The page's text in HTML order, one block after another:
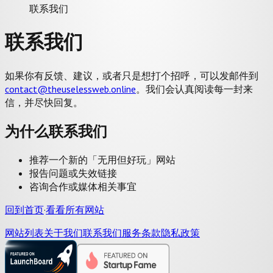
联系我们
联系我们
如果你有反馈、建议，或者只是想打个招呼， 可以发邮件到
contact@theuselessweb.online。我们会认真阅读每一封来
信，并尽快回复。
为什么联系我们
推荐一个新的「无用但好玩」网站
报告问题或失效链接
咨询合作或媒体相关事宜
回到首页·看看所有网站
网站列表关于我们联系我们服务条款隐私政策